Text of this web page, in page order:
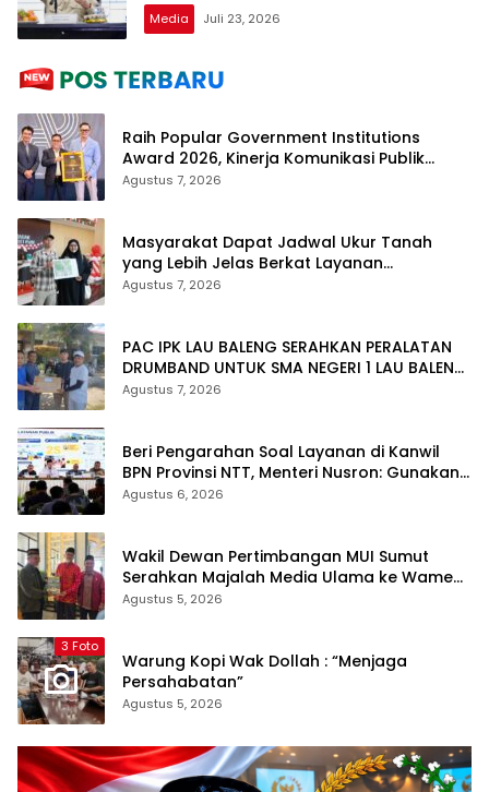
Media Juli 23, 2026
Raih Popular Government Institutions
Award 2026, Kinerja Komunikasi Publik
Kementerian ATR/BPN Kembali Diakui
Agustus 7, 2026
Masyarakat Dapat Jadwal Ukur Tanah
yang Lebih Jelas Berkat Layanan
Pengukuran Terjadwal
Agustus 7, 2026
PAC IPK LAU BALENG SERAHKAN PERALATAN
DRUMBAND UNTUK SMA NEGERI 1 LAU BALENG
SAMBUT HUT RI KE-81
Agustus 7, 2026
Beri Pengarahan Soal Layanan di Kanwil
BPN Provinsi NTT, Menteri Nusron: Gunakan
Sudut Pandang Masyarakat
Agustus 6, 2026
Wakil Dewan Pertimbangan MUI Sumut
Serahkan Majalah Media Ulama ke Wamen
dan Ketum PP Persis di Balige
Agustus 5, 2026
3 Foto
Warung Kopi Wak Dollah : “Menjaga
Persahabatan”
Agustus 5, 2026